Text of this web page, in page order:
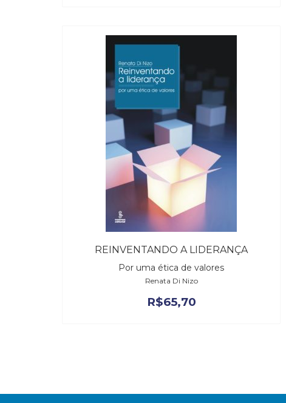
REINVENTANDO A LIDERANÇA
Por uma ética de valores
Renata Di Nizo
R$65,70